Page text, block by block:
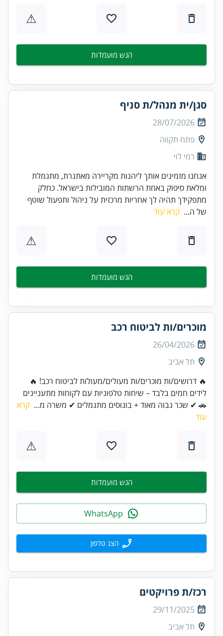
⚠
הגש מועמדות
סגן/ית מנהל/ת סניף
28/07/2026
פתח תקווה
רמי לוי
אנחנו מזמינים אותך ליהנות מקריירה מאתגרת, מתגמלת
ומלאת סיפוק באחת הרשתות המובילות בישראל. כחלק
מתפקידך תהיה לך אחריות מרכזית על ניהול ותפעול שוטף
של ה... קרא עוד
⚠
הגש מועמדות
מוכרים/ות לביטוח רכב
26/04/2026
תל אביב
🔥 דרושים/ות מוכרים/ות מעולים/מעולות לביטוח רכב! 🔥
לידים חמים בלבד – שיחות טלפוניות עם לקוחות מתעניינים
🚗 ✔ שכר גבוה מאוד + בונוסים מתגמלים ✔ משרה מ... קרא
עוד
⚠
הגש מועמדות
הצג טלפון
רכז/ת פרויקטים
29/11/2025
תל אביב